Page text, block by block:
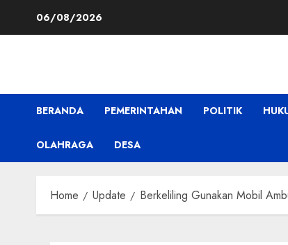
06/08/2026
BERANDA PEMERINTAHAN POLITIK
OLAHRAGA DESA
Home Update Berkeliling Gunakan Mobil